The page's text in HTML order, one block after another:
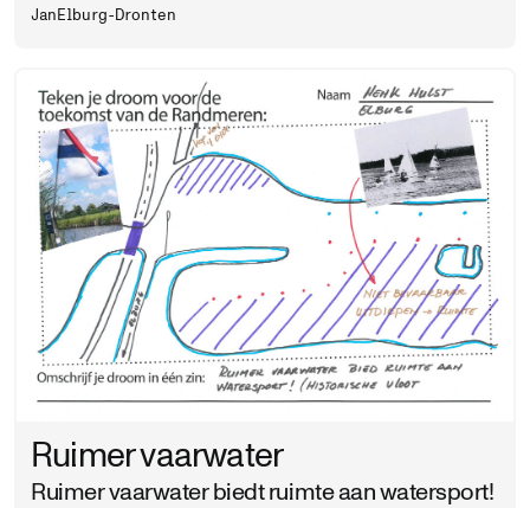
Jan Elburg-Dronten
Ruimer vaarwater
Ruimer vaarwater biedt ruimte aan watersport!